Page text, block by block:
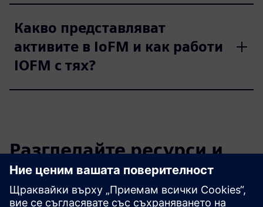
Какво представляват
активите в IoFM и как работи
IOFM с тях?
Разгледайте ресурси и
свързани продукти